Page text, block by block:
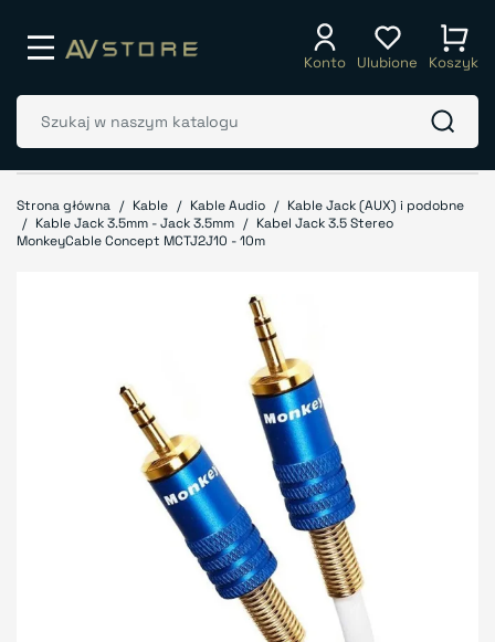
Konto Ulubione Koszyk
Strona główna Kable Kable Audio
Kable Jack (AUX) i podobne
Kable Jack 3.5mm - Jack 3.5mm
Kabel Jack 3.5 Stereo
MonkeyCable Concept MCTJ2J10 - 10m